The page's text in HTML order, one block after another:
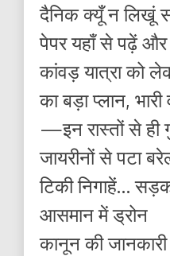
दैनिक क्यूँ न लिखूं
पेपर यहाँ से पढ़ें
कांवड़ यात्रा को
का बड़ा प्लान,
—इन रास्तों से ही
जायरीनों से पटा
टिकी निगाहें…
आसमान में ड्रोन
कानून की